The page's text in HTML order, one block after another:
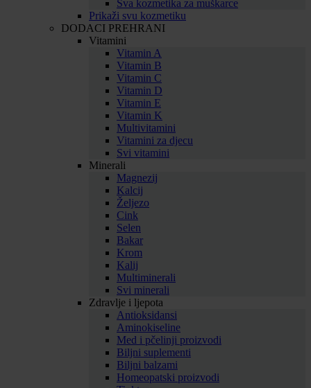
Sva kozmetika za muškarce
Prikaži svu kozmetiku
DODACI PREHRANI
Vitamini
Vitamin A
Vitamin B
Vitamin C
Vitamin D
Vitamin E
Vitamin K
Multivitamini
Vitamini za djecu
Svi vitamini
Minerali
Magnezij
Kalcij
Željezo
Cink
Selen
Bakar
Krom
Kalij
Multiminerali
Svi minerali
Zdravlje i ljepota
Antioksidansi
Aminokiseline
Med i pčelinji proizvodi
Biljni suplementi
Biljni balzami
Homeopatski proizvodi